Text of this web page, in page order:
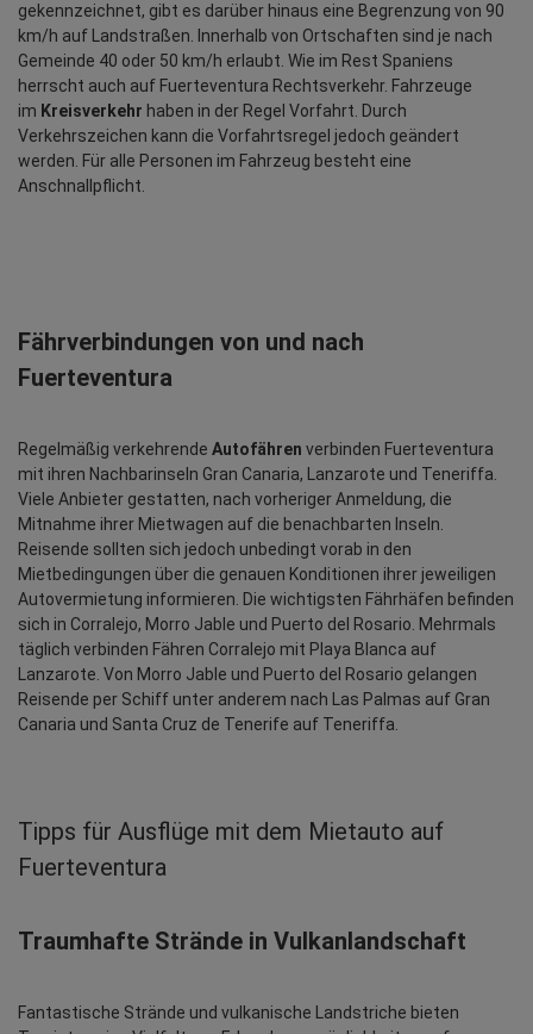
gekennzeichnet, gibt es darüber hinaus eine Begrenzung von 90
km/h auf Landstraßen. Innerhalb von Ortschaften sind je nach
Gemeinde 40 oder 50 km/h erlaubt. Wie im Rest Spaniens
herrscht auch auf Fuerteventura Rechtsverkehr. Fahrzeuge
im Kreisverkehr haben in der Regel Vorfahrt. Durch
Verkehrszeichen kann die Vorfahrtsregel jedoch geändert
werden. Für alle Personen im Fahrzeug besteht eine
Anschnallpflicht.
Fährverbindungen von und nach
Fuerteventura
Regelmäßig verkehrende Autofähren verbinden Fuerteventura
mit ihren Nachbarinseln Gran Canaria, Lanzarote und Teneriffa.
Viele Anbieter gestatten, nach vorheriger Anmeldung, die
Mitnahme ihrer Mietwagen auf die benachbarten Inseln.
Reisende sollten sich jedoch unbedingt vorab in den
Mietbedingungen über die genauen Konditionen ihrer jeweiligen
Autovermietung informieren. Die wichtigsten Fährhäfen befinden
sich in Corralejo, Morro Jable und Puerto del Rosario. Mehrmals
täglich verbinden Fähren Corralejo mit Playa Blanca auf
Lanzarote. Von Morro Jable und Puerto del Rosario gelangen
Reisende per Schiff unter anderem nach Las Palmas auf Gran
Canaria und Santa Cruz de Tenerife auf Teneriffa.
Tipps für Ausflüge mit dem Mietauto auf
Fuerteventura
Traumhafte Strände in Vulkanlandschaft
Fantastische Strände und vulkanische Landstriche bieten